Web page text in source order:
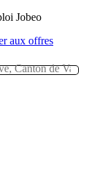
Jobeo
aux offres